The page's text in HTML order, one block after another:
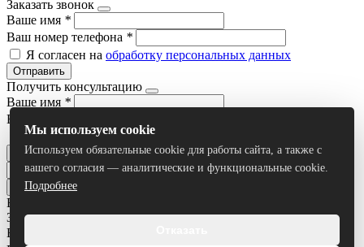
Заказать звонок
Ваше имя *
Ваш номер телефона *
Я согласен на обработку персональных данных
Отправить
Получить консультацию
Ваше имя *
Ваш номер телефона
Я согласен наобработку персональных данных
Отправить
Все результаты
Задать вопрос
Ваше имя
Мы используем cookie
Используем обязательные cookie для работы сайта, а также с
вашего согласия — аналитические и функциональные cookie.
Подробнее